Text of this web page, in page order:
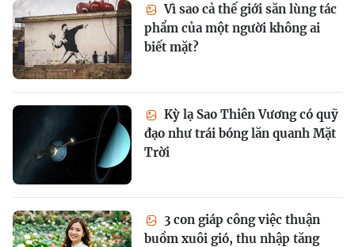
Vì sao cả thế giới săn lùng tác
phẩm của một người không ai
biết mặt?
Kỳ lạ Sao Thiên Vương có quỹ
đạo như trái bóng lăn quanh Mặt
Trời
3 con giáp công việc thuận
buồm xuôi gió, thu nhập tăng